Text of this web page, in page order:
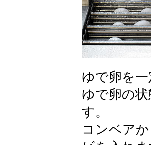
ゆで卵を
ゆで卵の
す。
コンベア